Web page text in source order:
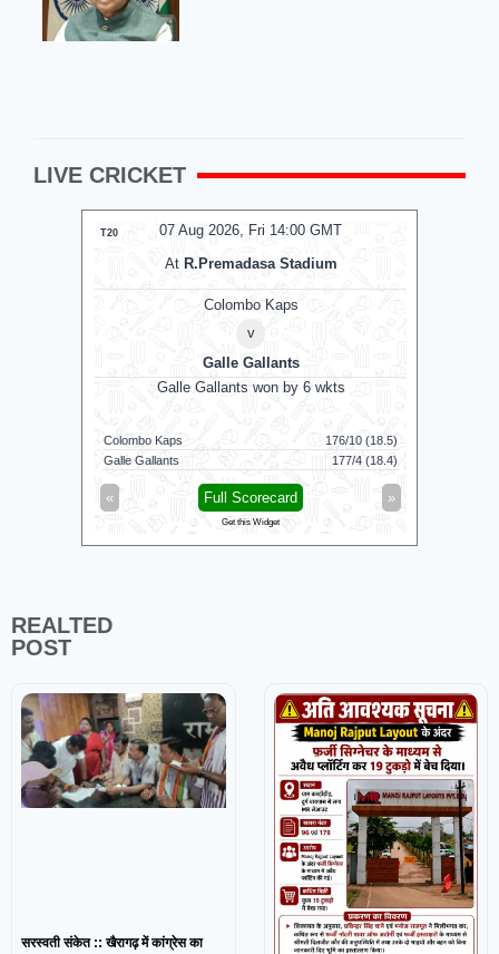
LIVE CRICKET
07 Aug 2026, Fri 14:00 GMT
T20
At R.Premadasa Stadium
Colombo Kaps
v
Galle Gallants
Galle Gallants won by 6 wkts
Colombo Kaps
176/10 (18.5)
Galle Gallants
177/4 (18.4)
« »
Full Scorecard
Get this Widget
REALTED
POST
सरस्वती संकेत :: खैरागढ़ में कांग्रेस का